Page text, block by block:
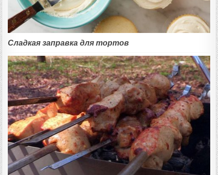
Сладкая заправка для тортов